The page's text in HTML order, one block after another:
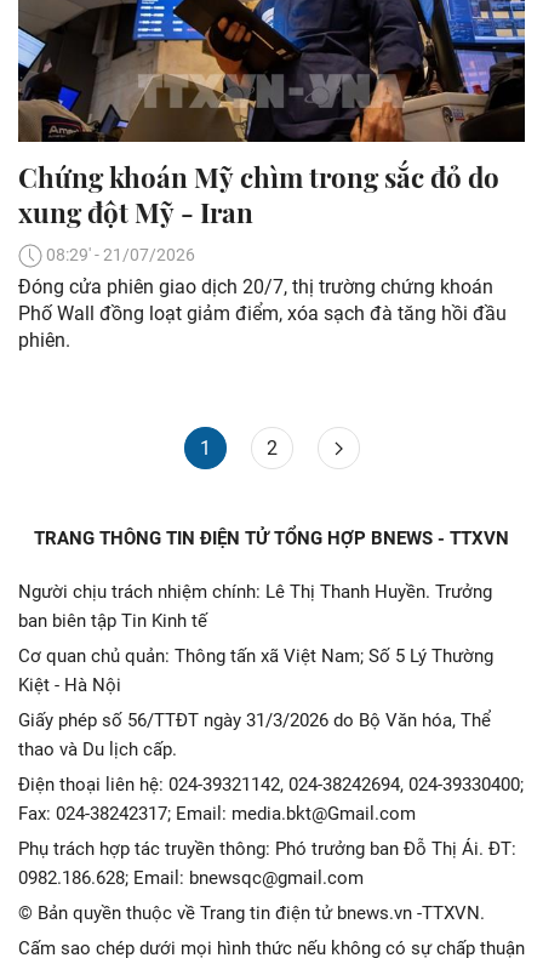
Chứng khoán Mỹ chìm trong sắc đỏ do
xung đột Mỹ - Iran
08:29' - 21/07/2026
Đóng cửa phiên giao dịch 20/7, thị trường chứng khoán
Phố Wall đồng loạt giảm điểm, xóa sạch đà tăng hồi đầu
phiên.
1 2
TRANG THÔNG TIN ĐIỆN TỬ TỔNG HỢP BNEWS - TTXVN
Người chịu trách nhiệm chính: Lê Thị Thanh Huyền. Trưởng
ban biên tập Tin Kinh tế
Cơ quan chủ quản: Thông tấn xã Việt Nam; Số 5 Lý Thường
Kiệt - Hà Nội
Giấy phép số 56/TTĐT ngày 31/3/2026 do Bộ Văn hóa, Thể
thao và Du lịch cấp.
Điện thoại liên hệ: 024-39321142, 024-38242694, 024-39330400;
Fax: 024-38242317; Email: media.bkt@Gmail.com
Phụ trách hợp tác truyền thông: Phó trưởng ban Đỗ Thị Ái. ĐT:
0982.186.628; Email: bnewsqc@gmail.com
© Bản quyền thuộc về Trang tin điện tử bnews.vn -TTXVN.
Cấm sao chép dưới mọi hình thức nếu không có sự chấp thuận